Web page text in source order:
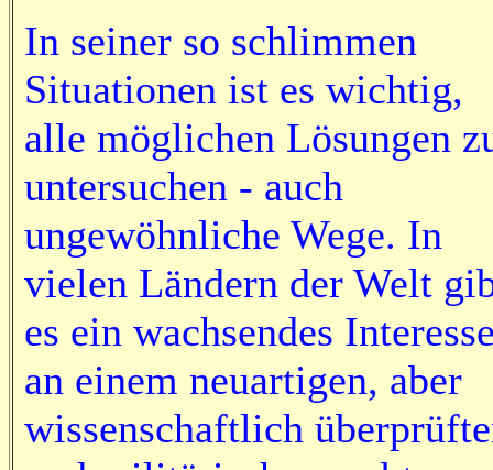
In seiner so schlimmen
Situationen ist es wichtig,
alle möglichen Lösungen
untersuchen - auch
ungewöhnliche Wege. In
vielen Ländern der Welt
es ein wachsendes
an einem neuartigen, aber
wissenschaftlich